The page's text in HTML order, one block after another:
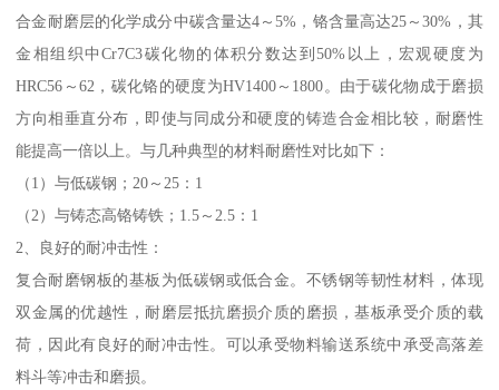
合金耐磨层的化学成分中碳含量达4～5%，铬含量高达25～30%，其
金相组织中Cr7C3碳化物的体积分数达到50%以上，宏观硬度为
HRC56～62，碳化铬的硬度为HV1400～1800。由于碳化物成于磨损
方向相垂直分布，即使与同成分和硬度的铸造合金相比较，耐磨性
能提高一倍以上。与几种典型的材料耐磨性对比如下：
（1）与低碳钢；20～25：1
（2）与铸态高铬铸铁；1.5～2.5：1
2、良好的耐冲击性：
复合耐磨钢板的基板为低碳钢或低合金。不锈钢等韧性材料，体现
双金属的优越性，耐磨层抵抗磨损介质的磨损，基板承受介质的载
荷，因此有良好的耐冲击性。可以承受物料输送系统中承受高落差
料斗等冲击和磨损。